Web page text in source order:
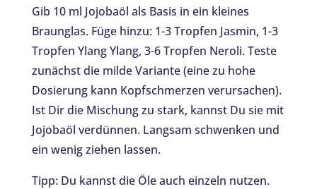
Gib 10 ml Jojobaöl als Basis in ein kleines
Braunglas. Füge hinzu: 1-3 Tropfen Jasmin, 1-3
Tropfen Ylang Ylang, 3-6 Tropfen Neroli. Teste
zunächst die milde Variante (eine zu hohe
Dosierung kann Kopfschmerzen verursachen).
Ist Dir die Mischung zu stark, kannst Du sie mit
Jojobaöl verdünnen. Langsam schwenken und
ein wenig ziehen lassen.
Tipp: Du kannst die Öle auch einzeln nutzen.